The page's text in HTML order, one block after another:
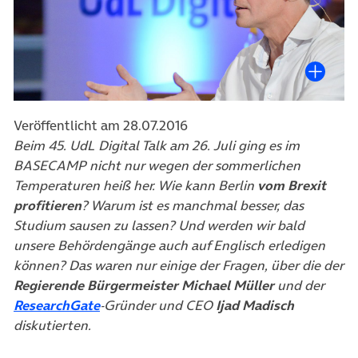
Veröffentlicht am 28.07.2016
Beim 45. UdL Digital Talk am 26. Juli ging es im
BASECAMP nicht nur wegen der sommerlichen
Temperaturen heiß her. Wie kann Berlin vom Brexit
profitieren? Warum ist es manchmal besser, das
Studium sausen zu lassen? Und werden wir bald
unsere Behördengänge auch auf Englisch erledigen
können? Das waren nur einige der Fragen, über die der
Regierende Bürgermeister Michael Müllerund der
ResearchGate(öffnet in neuem Tab)
-Gründer und CEOIjad Madisch
diskutierten.